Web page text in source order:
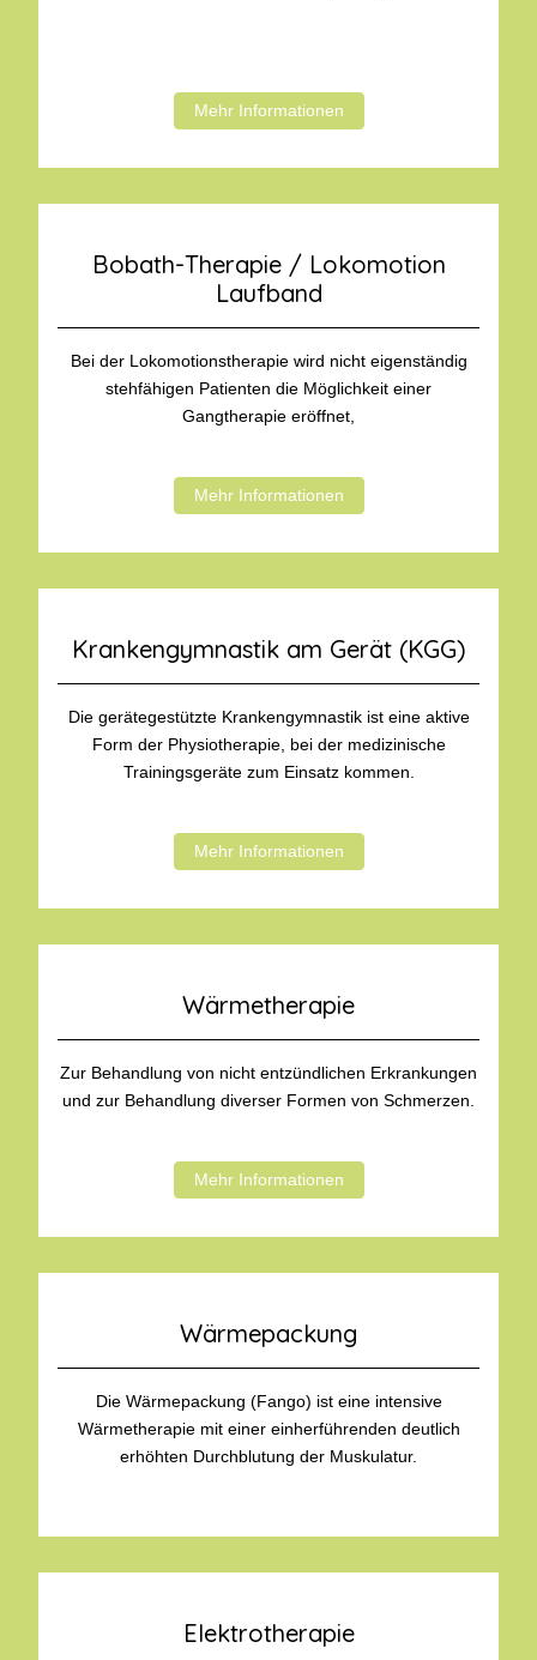
Mehr Informationen
Bobath-Therapie / Lokomotion
Laufband
Bei der Lokomotionstherapie wird nicht eigenständig
stehfähigen Patienten die Möglichkeit einer
Gangtherapie eröffnet,
Mehr Informationen
Krankengymnastik am Gerät (KGG)
Die gerätegestützte Krankengymnastik ist eine aktive
Form der Physiotherapie, bei der medizinische
Trainingsgeräte zum Einsatz kommen.
Mehr Informationen
Wärmetherapie
Zur Behandlung von nicht entzündlichen Erkrankungen
und zur Behandlung diverser Formen von Schmerzen.
Mehr Informationen
Wärmepackung
Die Wärmepackung (Fango) ist eine intensive
Wärmetherapie mit einer einherführenden deutlich
erhöhten Durchblutung der Muskulatur.
Elektrotherapie